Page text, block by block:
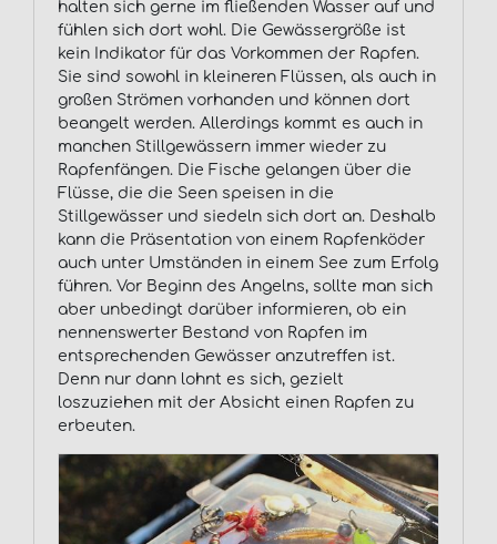
halten sich gerne im fließenden Wasser auf und
fühlen sich dort wohl. Die Gewässergröße ist
kein Indikator für das Vorkommen der Rapfen.
Sie sind sowohl in kleineren Flüssen, als auch in
großen Strömen vorhanden und können dort
beangelt werden. Allerdings kommt es auch in
manchen Stillgewässern immer wieder zu
Rapfenfängen. Die Fische gelangen über die
Flüsse, die die Seen speisen in die
Stillgewässer und siedeln sich dort an. Deshalb
kann die Präsentation von einem Rapfenköder
auch unter Umständen in einem See zum Erfolg
führen. Vor Beginn des Angelns, sollte man sich
aber unbedingt darüber informieren, ob ein
nennenswerter Bestand von Rapfen im
entsprechenden Gewässer anzutreffen ist.
Denn nur dann lohnt es sich, gezielt
loszuziehen mit der Absicht einen Rapfen zu
erbeuten.